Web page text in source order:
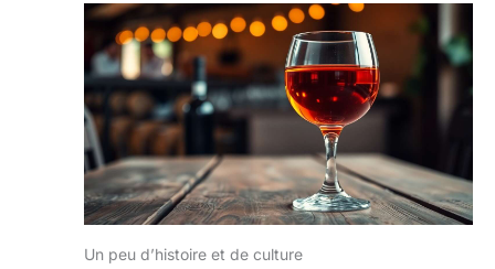
Un peu d’histoire et de culture